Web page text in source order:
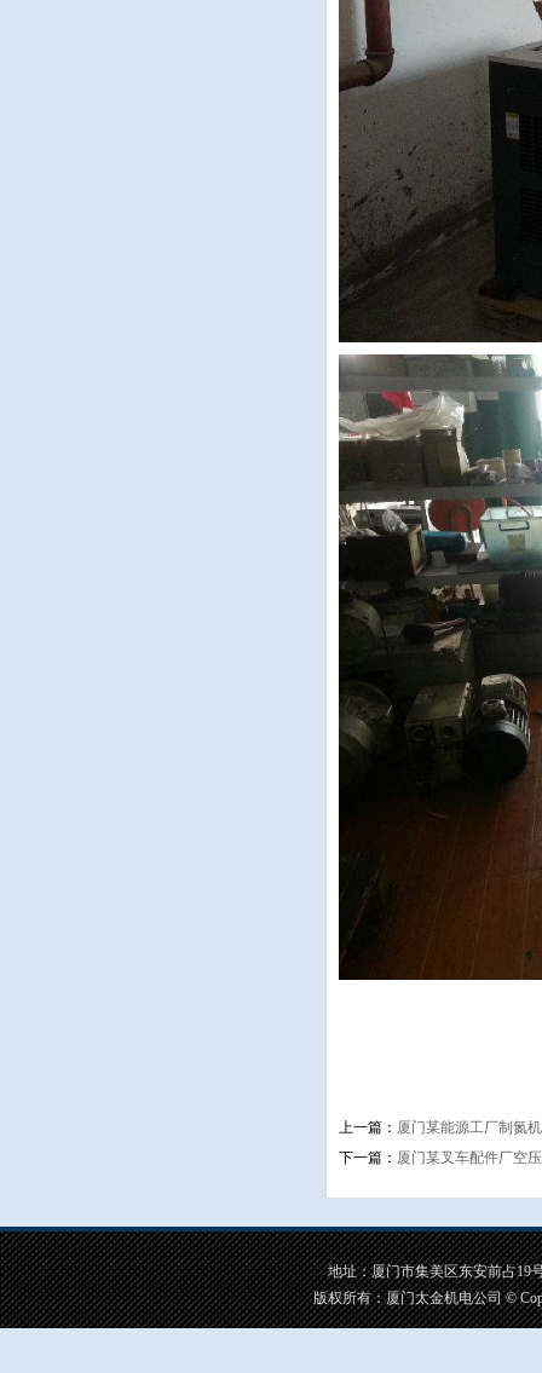
上一篇： 厦门某能源工厂制氮
下一篇： 厦门某叉车配件厂空
地址：厦门市集美区东安前占19
版权所有：厦门太金机电公司 ©